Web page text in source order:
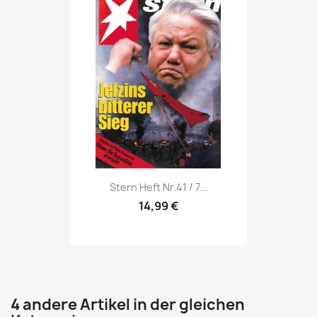
 Vorschau
Stern Heft Nr.41 / 7...
14,99 €
4 andere Artikel in der gleichen